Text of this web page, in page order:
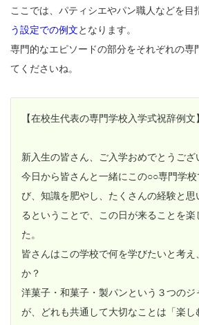
ここでは、パティシエやパン職人などを目
う設定での例文となります。
専門的なエピソードの部分をそれぞれの専
てくださいね。
【在校生代表の専門学校入学式祝辞例文】
新入生の皆さん、ご入学おめでとうござ
今日から皆さんと一緒にこの○○専門学
び、知識を肥やし、たくさんの経験と思
るということで、この日が来ることを楽
た。
皆さんはこの学校で何を学びたいと考え
か？
洋菓子・和菓子・製パンという３つのジ
が、どれも共通して大切なことは「楽し